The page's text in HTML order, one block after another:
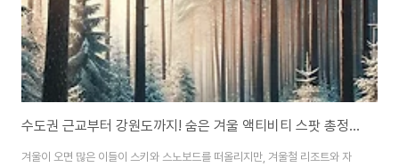
수도권 근교부터 강원도까지! 숨은 겨울 액티비티 스팟 총정리🏔️
겨울이 오면 많은 이들이 스키와 스노보드를 떠올리지만, 겨울철 리조트와 자